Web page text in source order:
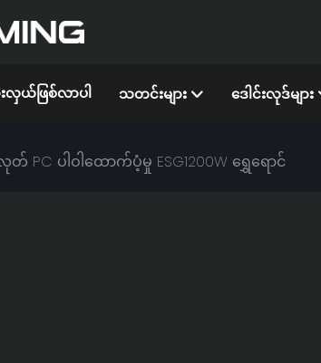
လှယ်ဖြစ်လာပါ သတင်းများ ဒေါင်းလုဒ်များ
ပါဝါထောက်ပံ့မှု ESG1200W ရွှေရောင်